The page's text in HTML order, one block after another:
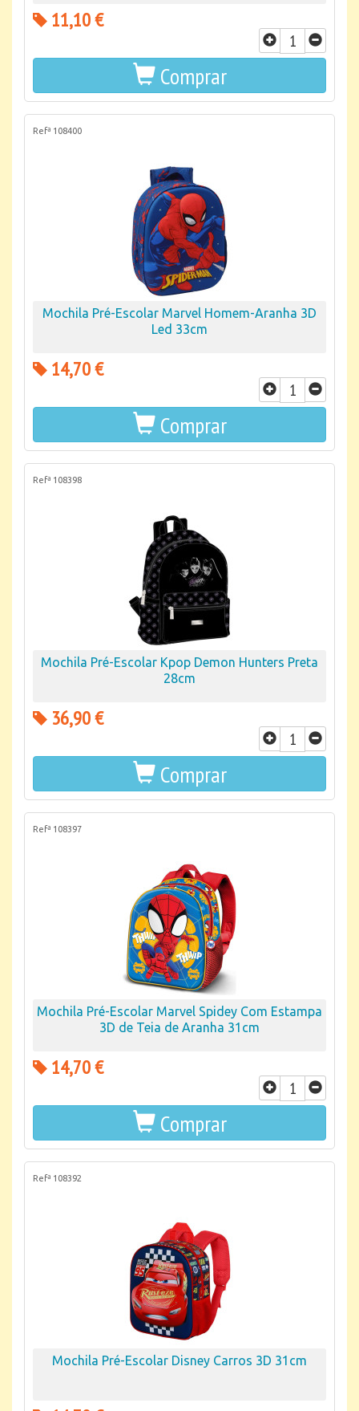
11,10 €
Comprar
Refª 108400
Mochila Pré-Escolar Marvel Homem-Aranha 3D
Led 33cm
14,70 €
Comprar
Refª 108398
Mochila Pré-Escolar Kpop Demon Hunters Preta
28cm
36,90 €
Comprar
Refª 108397
Mochila Pré-Escolar Marvel Spidey Com Estampa
3D de Teia de Aranha 31cm
14,70 €
Comprar
Refª 108392
Mochila Pré-Escolar Disney Carros 3D 31cm